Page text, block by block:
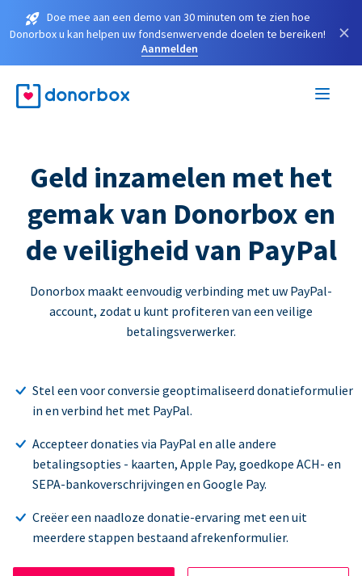
Doe mee aan een demo van 30 minuten om te zien hoe
Donorbox u kan helpen uw fondsenwervende doelen te bereiken!
Aanmelden
×
Geld inzamelen met het
gemak van Donorbox en
de veiligheid van PayPal
Donorbox maakt eenvoudig verbinding met uw PayPal-
account, zodat u kunt profiteren van een veilige
betalingsverwerker.
Stel een voor conversie geoptimaliseerd donatieformulier
in en verbind het met PayPal.
Accepteer donaties via PayPal en alle andere
betalingsopties - kaarten, Apple Pay, goedkope ACH- en
SEPA-bankoverschrijvingen en Google Pay.
Creëer een naadloze donatie-ervaring met een uit
meerdere stappen bestaand afrekenformulier.